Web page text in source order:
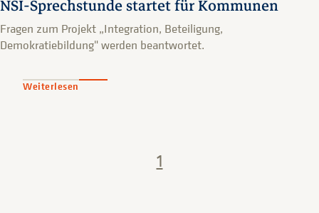
NSI-Sprechstunde startet für Kommunen
Fragen zum Projekt „Integration, Beteiligung,
Demokratiebildung" werden beantwortet.
Weiterlesen
1